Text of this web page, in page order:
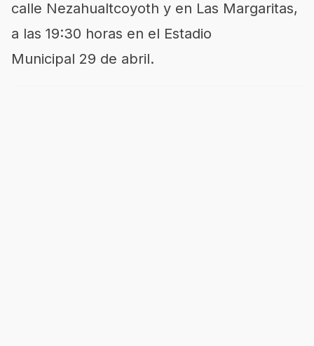
calle Nezahualtcoyoth y en Las Margaritas,
a las 19:30 horas en el Estadio
Municipal 29 de abril.